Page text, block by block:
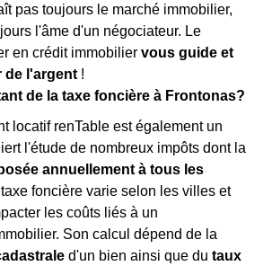
pas toujours le marché immobilier,
l'âme d'un négociateur. Le
en crédit immobilier vous guide et
de l'argent !
de la taxe foncière à Frontonas?
locatif renTable est également un
l'étude de nombreux impôts dont la
annuellement à tous les
foncière varie selon les villes et
les coûts liés à un
Son calcul dépend de la
d'un bien ainsi que du taux